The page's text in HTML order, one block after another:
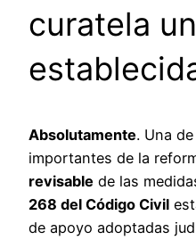
curatela
Absolutamente. Una
importantes de la
revisable de las
268 del Código Civil
de apoyo adoptadas